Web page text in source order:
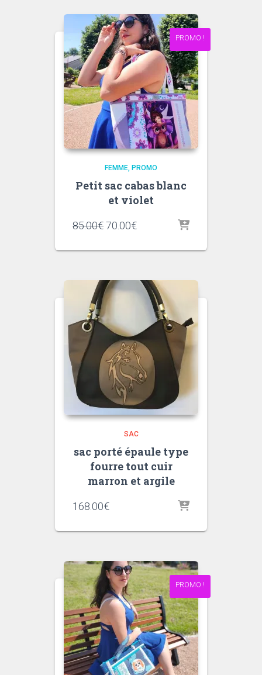
PROMO !
FEMME PROMO
Petit sac cabas blanc
et violet
85.00€Le
initial
70.00€Le
actuel
SAC
sac porté épaule type
fourre tout cuir
marron et argile
168.00€
PROMO !